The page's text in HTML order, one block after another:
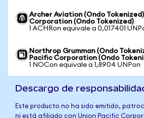
Archer Aviation (Ondo
Corporation (Ondo Tokenized)
1 ACHRon equivale a 0,017401
Northrop Grumman (Ondo
Pacific Corporation (Ondo
1 NOCon equivale a 1,8904 UNPon
Descargo de
Este producto no ha sido emitido,
ni está afiliado con Union Pacific